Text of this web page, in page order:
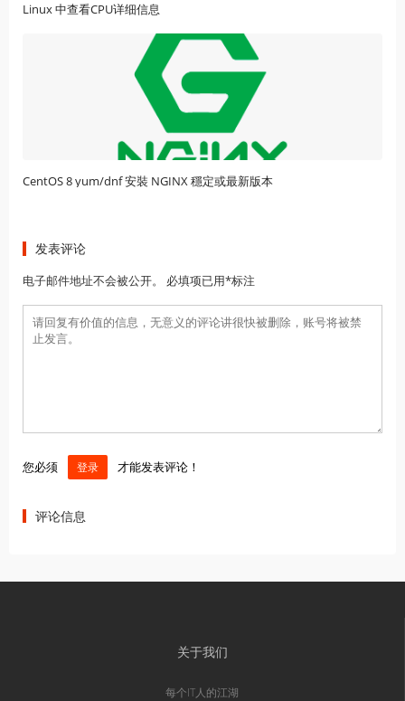
Linux 中查看CPU详细信息
CentOS 8 yum/dnf 安裝 NGINX 穩定或最新版本
发表评论
电子邮件地址不会被公开。 必填项已用*标注
您必须 登录 才能发表评论！
评论信息
关于我们
每个IT人的江湖